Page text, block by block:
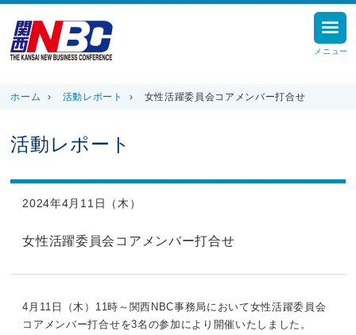
メニュー
ホーム › 活動レポート › 女性活躍委員会コアメンバー打合せ
活動レポート
2024年4月11日（木）
女性活躍委員会コアメンバー打合せ
4月11日（木）11時～関西NBC事務局において女性活躍委員会
コアメンバー打合せを3名の参加により開催いたしました。